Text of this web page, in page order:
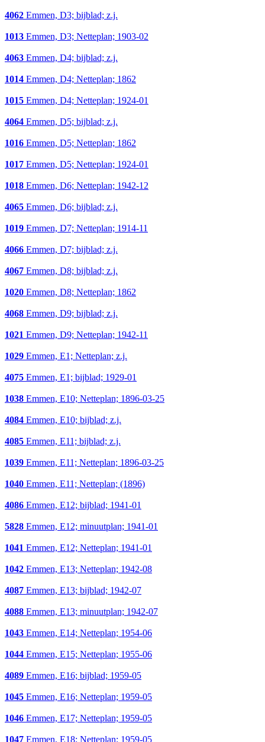
4062 Emmen, D3; bijblad; z.j.
1013 Emmen, D3; Netteplan; 1903-02
4063 Emmen, D4; bijblad; z.j.
1014 Emmen, D4; Netteplan; 1862
1015 Emmen, D4; Netteplan; 1924-01
4064 Emmen, D5; bijblad; z.j.
1016 Emmen, D5; Netteplan; 1862
1017 Emmen, D5; Netteplan; 1924-01
1018 Emmen, D6; Netteplan; 1942-12
4065 Emmen, D6; bijblad; z.j.
1019 Emmen, D7; Netteplan; 1914-11
4066 Emmen, D7; bijblad; z.j.
4067 Emmen, D8; bijblad; z.j.
1020 Emmen, D8; Netteplan; 1862
4068 Emmen, D9; bijblad; z.j.
1021 Emmen, D9; Netteplan; 1942-11
1029 Emmen, E1; Netteplan; z.j.
4075 Emmen, E1; bijblad; 1929-01
1038 Emmen, E10; Netteplan; 1896-03-25
4084 Emmen, E10; bijblad; z.j.
4085 Emmen, E11; bijblad; z.j.
1039 Emmen, E11; Netteplan; 1896-03-25
1040 Emmen, E11; Netteplan; (1896)
4086 Emmen, E12; bijblad; 1941-01
5828 Emmen, E12; minuutplan; 1941-01
1041 Emmen, E12; Netteplan; 1941-01
1042 Emmen, E13; Netteplan; 1942-08
4087 Emmen, E13; bijblad; 1942-07
4088 Emmen, E13; minuutplan; 1942-07
1043 Emmen, E14; Netteplan; 1954-06
1044 Emmen, E15; Netteplan; 1955-06
4089 Emmen, E16; bijblad; 1959-05
1045 Emmen, E16; Netteplan; 1959-05
1046 Emmen, E17; Netteplan; 1959-05
1047 Emmen, E18; Netteplan; 1959-05